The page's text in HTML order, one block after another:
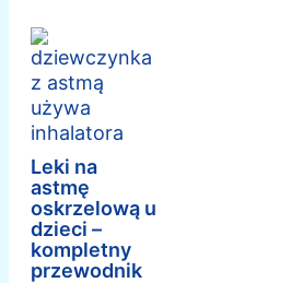
Leki na
astmę
oskrzelową u
dzieci –
kompletny
przewodnik